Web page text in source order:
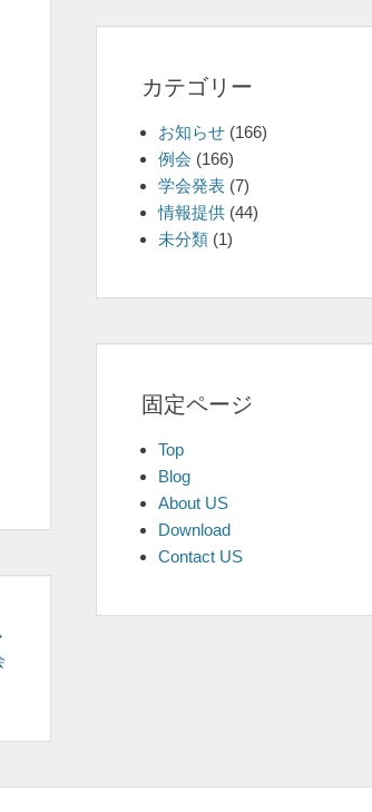
カテゴリー
お知らせ (166)
例会 (166)
学会発表 (7)
情報提供 (44)
未分類 (1)
固定ページ
Top
Blog
About US
Download
Contact US